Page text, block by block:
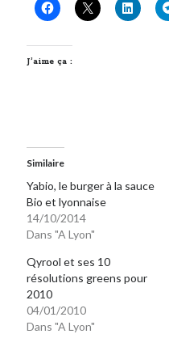
J’aime ça :
Similaire
Yabio, le burger à la sauce
Bio et lyonnaise
14/10/2014
Dans "A Lyon"
Qyrool et ses 10
résolutions greens pour
2010
04/01/2010
Dans "A Lyon"